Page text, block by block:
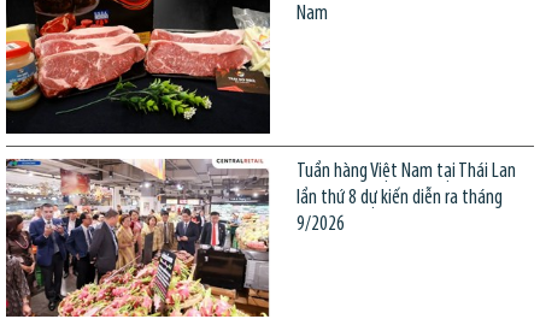
Nam
Tuần hàng Việt Nam tại Thái Lan
lần thứ 8 dự kiến diễn ra tháng
9/2026